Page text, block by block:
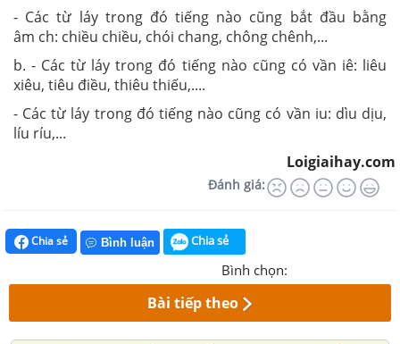
- Các từ láy trong đó tiếng nào cũng bắt đầu bằng
âm ch: chiều chiều, chói chang, chông chênh,...
b. - Các từ láy trong đó tiếng nào cũng có vần iê: liêu
xiêu, tiêu điều, thiêu thiếu,....
- Các từ láy trong đó tiếng nào cũng có vần iu: dìu dịu,
líu ríu,...
Loigiaihay.com
Đánh giá:
Chia sẻ Bình luận Chia sẻ
Bình chọn:
Bài tiếp theo